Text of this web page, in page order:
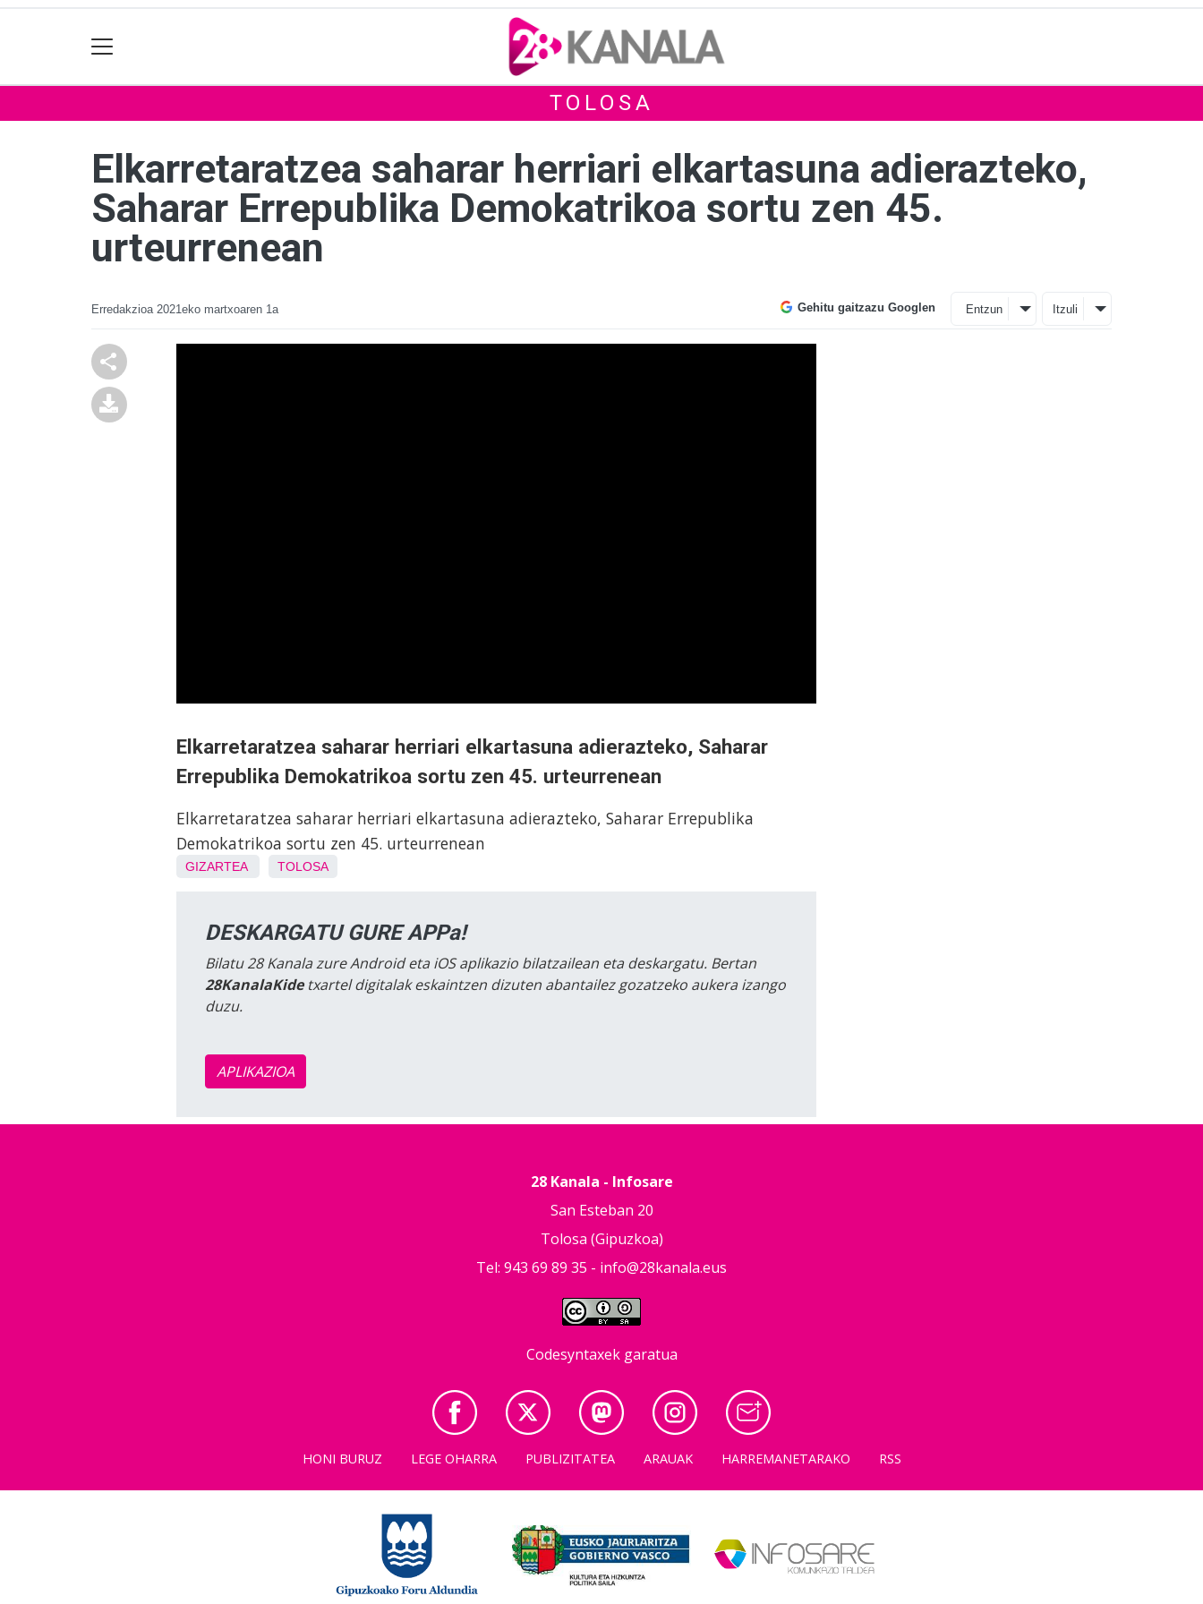
TOLOSA
Elkarretaratzea saharar herriari elkartasuna adierazteko,
Saharar Errepublika Demokatrikoa sortu zen 45.
urteurrenean
Erredakzioa 2021eko martxoaren 1a Gehitu gaitzazu Googlen Entzun Itzuli
Elkarretaratzea saharar herriari elkartasuna adierazteko, Saharar
Errepublika Demokatrikoa sortu zen 45. urteurrenean
Elkarretaratzea saharar herriari elkartasuna adierazteko, Saharar Errepublika
Demokatrikoa sortu zen 45. urteurrenean
GIZARTEA TOLOSA
DESKARGATU GURE APPa!
Bilatu 28 Kanala zure Android eta iOS aplikazio bilatzailean eta deskargatu. Bertan
28KanalaKidetxartel digitalak eskaintzen dizuten abantailez gozatzeko aukera izango
duzu.
APLIKAZIOA
28 Kanala - Infosare
San Esteban 20
Tolosa (Gipuzkoa)
Tel: 943 69 89 35 - info@28kanala.eus
Codesyntaxek garatua
HONI BURUZ LEGE OHARRA PUBLIZITATEA ARAUAK HARREMANETARAKO RSS